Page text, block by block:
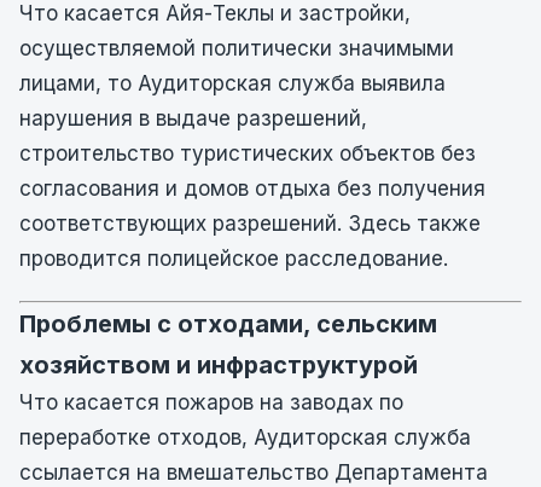
Что касается Айя-Теклы и застройки,
осуществляемой политически значимыми
лицами, то Аудиторская служба выявила
нарушения в выдаче разрешений,
строительство туристических объектов без
согласования и домов отдыха без получения
соответствующих разрешений. Здесь также
проводится полицейское расследование.
Проблемы с отходами, сельским
хозяйством и инфраструктурой
Что касается пожаров на заводах по
переработке отходов, Аудиторская служба
ссылается на вмешательство Департамента